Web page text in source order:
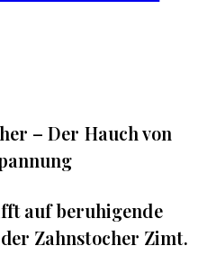
– Der Hauch von
auf beruhigende
Zahnstocher Zimt.